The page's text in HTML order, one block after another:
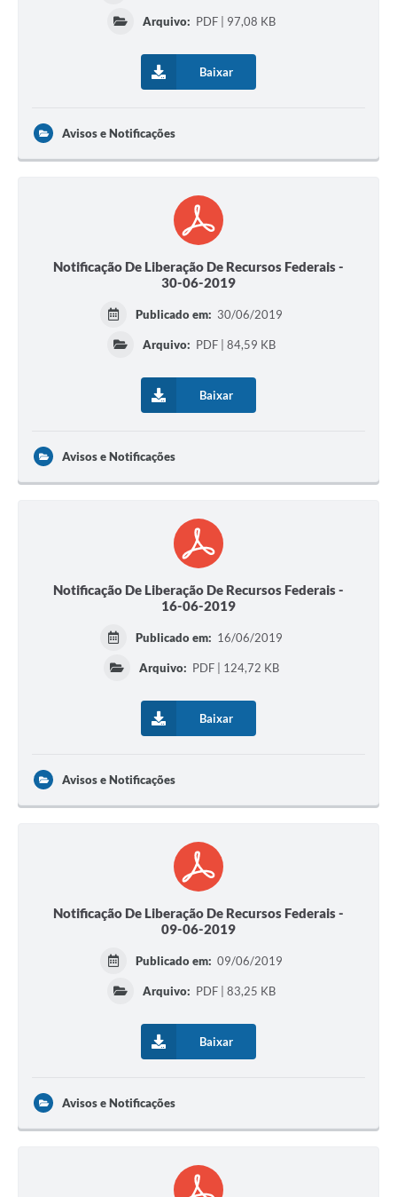
Arquivo: PDF | 97,08 KB
Baixar
Avisos e Notificações
Notificação De Liberação De Recursos Federais -
30-06-2019
Publicado em: 30/06/2019
Arquivo: PDF | 84,59 KB
Baixar
Avisos e Notificações
Notificação De Liberação De Recursos Federais -
16-06-2019
Publicado em: 16/06/2019
Arquivo: PDF | 124,72 KB
Baixar
Avisos e Notificações
Notificação De Liberação De Recursos Federais -
09-06-2019
Publicado em: 09/06/2019
Arquivo: PDF | 83,25 KB
Baixar
Avisos e Notificações